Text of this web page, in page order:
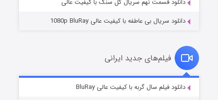
قسمت۷ (زیرنویس) منتشر شد
دانلود سریال بی عاطفه با کیفیت عالی 1080p BluRay
فیلم‌های جدید ایرانی
دانلود فیلم سال گربه با کیفیت عالی BluRay